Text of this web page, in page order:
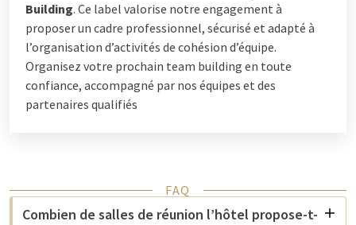
Building. Ce label valorise notre engagement à
proposer un cadre professionnel, sécurisé et adapté à
l’organisation d’activités de cohésion d’équipe.
Organisez votre prochain team building en toute
confiance, accompagné par nos équipes et des
partenaires qualifiés
FAQ
Combien de salles de réunion l’hôtel propose-t-